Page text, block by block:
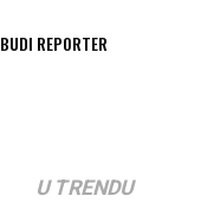
BUDI REPORTER
U TRENDU